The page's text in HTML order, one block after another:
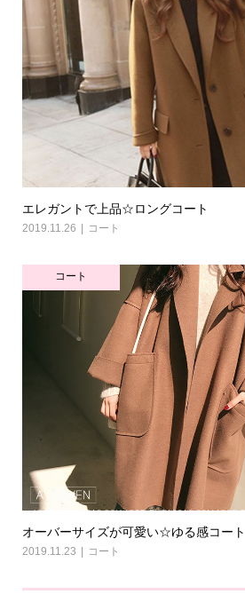
エレガントで上品☆ロングコート
2019.11.26 コート
コート
オーバーサイズが可愛い☆ゆる感コート
2019.11.23 コート